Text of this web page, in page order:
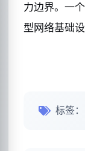
力边界。一
型网络基础
标签：